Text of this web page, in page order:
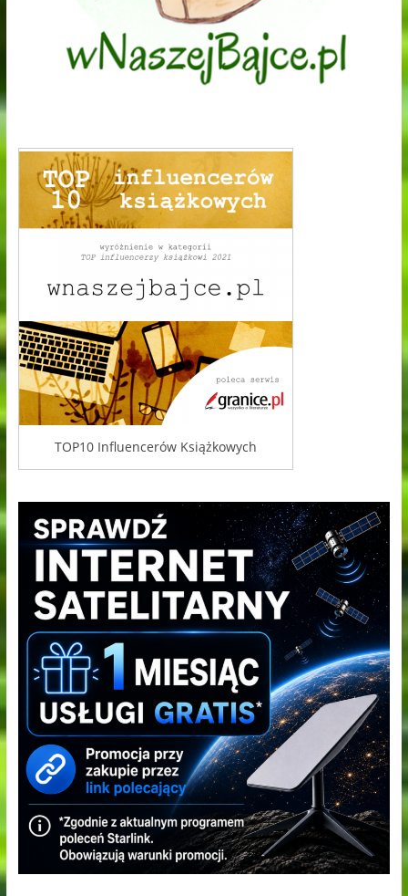
TOP10 Influencerów Książkowych